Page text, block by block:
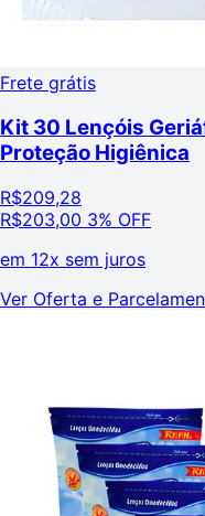
Frete grátis
Kit 30 Lençóis
Proteção Higiênica
R$209,28
R$203,00 3% OFF
em 12x sem juros
Ver Oferta e